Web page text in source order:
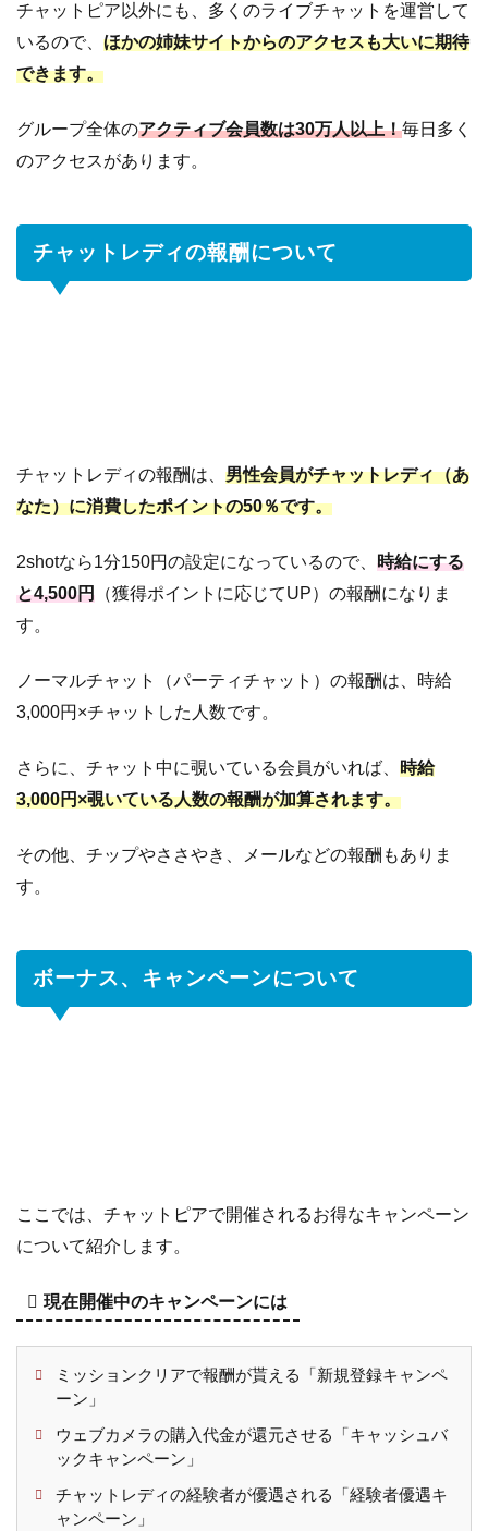
チャットピア以外にも、多くのライブチャットを運営して
いるので、 ほかの姉妹サイトからのアクセスも大いに期待
できます。
グループ全体のアクティブ会員数は30万人以上！毎日多く
のアクセスがあります。
チャットレディの報酬について
チャットレディの報酬は、 男性会員がチャットレディ（あ
なた）に消費したポイントの50％です。
2shotなら1分150円の設定になっているので、 時給にする
と4,500円 （獲得ポイントに応じてUP）の報酬になりま
す。
ノーマルチャット（パーティチャット）の報酬は、時給
3,000円×チャットした人数です。
さらに、チャット中に覗いている会員がいれば、 時給
3,000円×覗いている人数の報酬が加算されます。
その他、チップやささやき、メールなどの報酬もありま
す。
ボーナス、キャンペーンについて
ここでは、チャットピアで開催されるお得なキャンペーン
について紹介します。
現在開催中のキャンペーンには
ミッションクリアで報酬が貰える「新規登録キャンペ
ーン」
ウェブカメラの購入代金が還元させる「キャッシュバ
ックキャンペーン」
チャットレディの経験者が優遇される「経験者優遇キ
ャンペーン」